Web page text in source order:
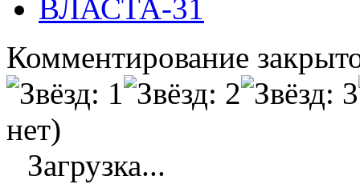
ВЛАСТА-31
Комментирование
нет)
Загрузка...